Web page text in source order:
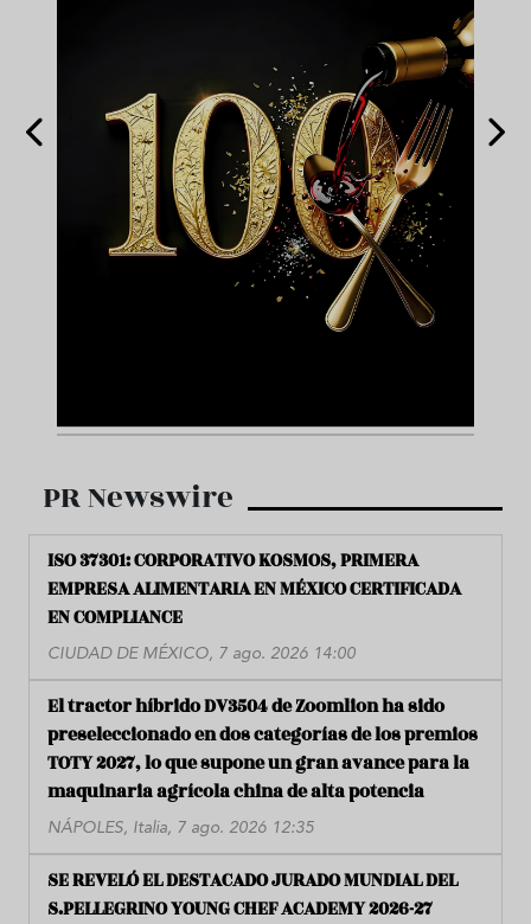
PR Newswire
ISO 37301: CORPORATIVO KOSMOS, PRIMERA
EMPRESA ALIMENTARIA EN MÉXICO CERTIFICADA
EN COMPLIANCE
CIUDAD DE MÉXICO, 7 ago. 2026 14:00
El tractor híbrido DV3504 de Zoomlion ha sido
preseleccionado en dos categorías de los premios
TOTY 2027, lo que supone un gran avance para la
maquinaria agrícola china de alta potencia
NÁPOLES, Italia, 7 ago. 2026 12:35
SE REVELÓ EL DESTACADO JURADO MUNDIAL DEL
S.PELLEGRINO YOUNG CHEF ACADEMY 2026-27